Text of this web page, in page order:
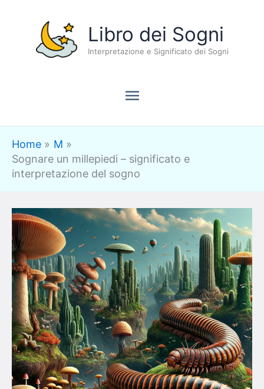
contenuto
Libro dei Sogni
Interpretazione e Significato dei Sogni
Menu
principale
Home
M
Sognare un millepiedi – significato e
interpretazione del sogno